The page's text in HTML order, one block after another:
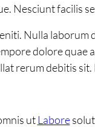
Nesciunt facilis
Nulla
dolore
rerum debitis
utLabore